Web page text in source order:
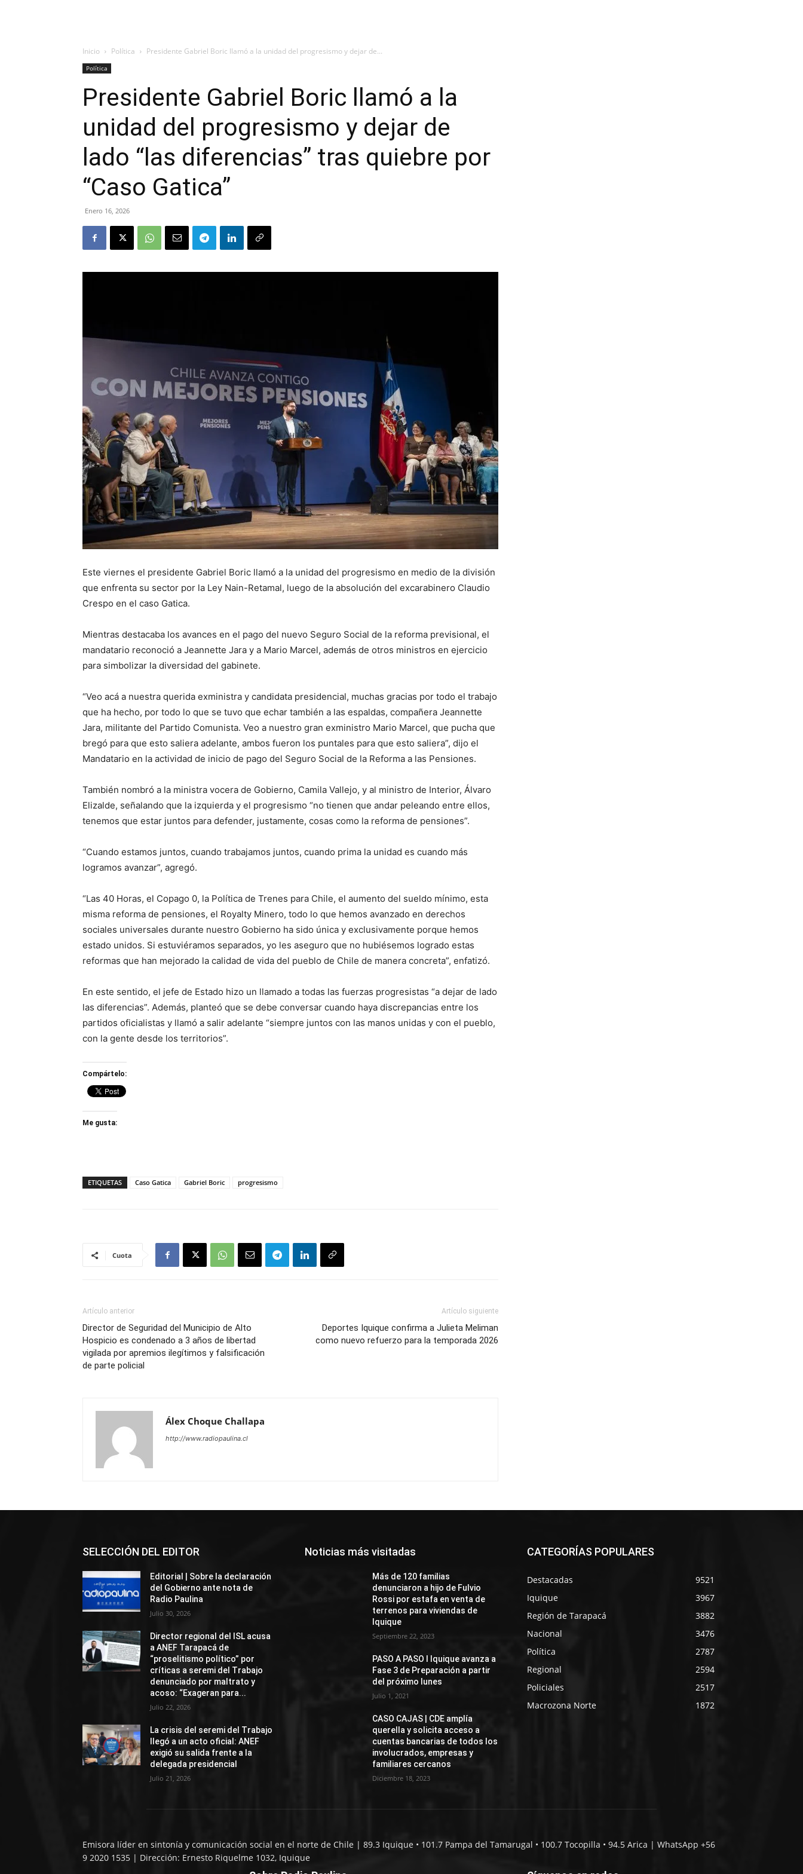
Inicio Política Presidente Gabriel Boric llamó a la unidad del progresismo y dejar de...
Política
Presidente Gabriel Boric llamó a la
unidad del progresismo y dejar de
lado “las diferencias” tras quiebre por
“Caso Gatica”
Enero 16, 2026
Este viernes el presidente Gabriel Boric llamó a la unidad del progresismo en medio de la división
que enfrenta su sector por la Ley Nain-Retamal, luego de la absolución del excarabinero Claudio
Crespo en el caso Gatica.
Mientras destacaba los avances en el pago del nuevo Seguro Social de la reforma previsional, el
mandatario reconoció a Jeannette Jara y a Mario Marcel, además de otros ministros en ejercicio
para simbolizar la diversidad del gabinete.
“Veo acá a nuestra querida exministra y candidata presidencial, muchas gracias por todo el trabajo
que ha hecho, por todo lo que se tuvo que echar también a las espaldas, compañera Jeannette
Jara, militante del Partido Comunista. Veo a nuestro gran exministro Mario Marcel, que pucha que
bregó para que esto saliera adelante, ambos fueron los puntales para que esto saliera”, dijo el
Mandatario en la actividad de inicio de pago del Seguro Social de la Reforma a las Pensiones.
También nombró a la ministra vocera de Gobierno, Camila Vallejo, y al ministro de Interior, Álvaro
Elizalde, señalando que la izquierda y el progresismo “no tienen que andar peleando entre ellos,
tenemos que estar juntos para defender, justamente, cosas como la reforma de pensiones”.
“Cuando estamos juntos, cuando trabajamos juntos, cuando prima la unidad es cuando más
logramos avanzar”, agregó.
“Las 40 Horas, el Copago 0, la Política de Trenes para Chile, el aumento del sueldo mínimo, esta
misma reforma de pensiones, el Royalty Minero, todo lo que hemos avanzado en derechos
sociales universales durante nuestro Gobierno ha sido única y exclusivamente porque hemos
estado unidos. Si estuviéramos separados, yo les aseguro que no hubiésemos logrado estas
reformas que han mejorado la calidad de vida del pueblo de Chile de manera concreta”, enfatizó.
En este sentido, el jefe de Estado hizo un llamado a todas las fuerzas progresistas “a dejar de lado
las diferencias”. Además, planteó que se debe conversar cuando haya discrepancias entre los
partidos oficialistas y llamó a salir adelante “siempre juntos con las manos unidas y con el pueblo,
con la gente desde los territorios”.
Compártelo:
Me gusta:
ETIQUETAS Caso Gatica Gabriel Boric progresismo
Cuota
Artículo anterior
Director de Seguridad del Municipio de Alto
Hospicio es condenado a 3 años de libertad
vigilada por apremios ilegítimos y falsificación
de parte policial
Artículo siguiente
Deportes Iquique confirma a Julieta Meliman
como nuevo refuerzo para la temporada 2026
Álex Choque Challapa
http://www.radiopaulina.cl
SELECCIÓN DEL EDITOR
Editorial | Sobre la declaración
del Gobierno ante nota de
Radio Paulina
Julio 30, 2026
Director regional del ISL acusa
a ANEF Tarapacá de
“proselitismo político” por
críticas a seremi del Trabajo
denunciado por maltrato y
acoso: “Exageran para...
Julio 22, 2026
La crisis del seremi del Trabajo
llegó a un acto oficial: ANEF
exigió su salida frente a la
delegada presidencial
Julio 21, 2026
Noticias más visitadas
Más de 120 familias
denunciaron a hijo de Fulvio
Rossi por estafa en venta de
terrenos para viviendas de
Iquique
Septiembre 22, 2023
PASO A PASO I Iquique avanza a
Fase 3 de Preparación a partir
del próximo lunes
Julio 1, 2021
CASO CAJAS | CDE amplía
querella y solicita acceso a
cuentas bancarias de todos los
involucrados, empresas y
familiares cercanos
Diciembre 18, 2023
CATEGORÍAS POPULARES
Destacadas
9521
Iquique
3967
Región de Tarapacá
3882
Nacional
3476
Política
2787
Regional
2594
Policiales
2517
Macrozona Norte
1872
Emisora líder en sintonía y comunicación social en el norte de Chile | 89.3 Iquique • 101.7 Pampa del Tamarugal • 100.7 Tocopilla • 94.5 Arica | WhatsApp +56
9 2020 1535 | Dirección: Ernesto Riquelme 1032, Iquique